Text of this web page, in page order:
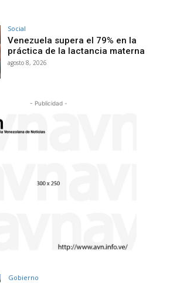
Social
Venezuela supera el 79% en la
práctica de la lactancia materna
agosto 8, 2026
- Publicidad -
Gobierno